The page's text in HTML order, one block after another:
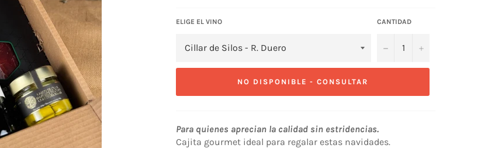
ELIGE EL VINO CANTIDAD
− +
NO DISPONIBLE - CONSULTAR
Para quienes aprecian la calidad sin estridencias.
Cajita gourmet ideal para regalar estas navidades.